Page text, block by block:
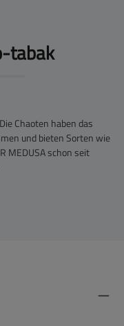
tabak
Chaoten haben das
und bieten Sorten wie
MEDUSA schon seit